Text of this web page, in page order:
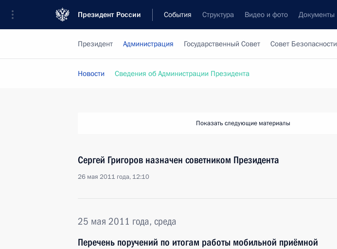
Президент России События Структура Видео и фото Документы
Президент Администрация Государственный Совет Совет Безопасности
Новости Сведения об Администрации Президента
Показать следующие материалы
Сергей Григоров назначен советником Президента
26 мая 2011 года, 12:10
25 мая 2011 года, среда
Перечень поручений по итогам работы мобильной приёмной